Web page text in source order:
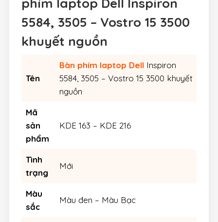
5584, 3505 – Vostro 15 3500
khuyết nguồn
Tên
Bàn phím laptop Dell Inspiron
5584, 3505 – Vostro 15 3500 khuyết
nguồn
Mã
sản
phẩm
KDE 163 – KDE 216
Tình
trạng
Mới
Màu
sắc
Màu đen – Màu Bạc